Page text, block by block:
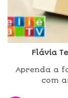
Flávia
Aprenda a
com